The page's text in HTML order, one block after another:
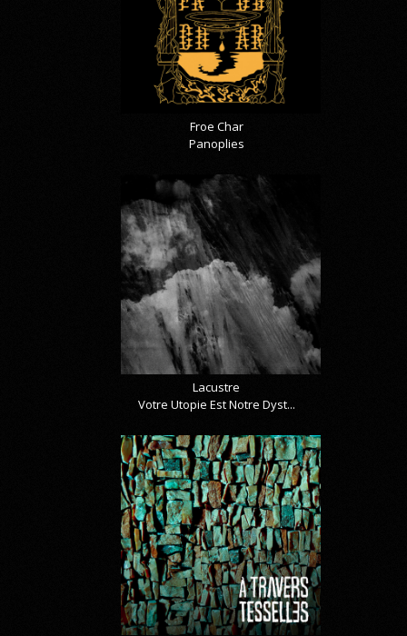
Froe Char
Panoplies
Lacustre
Votre Utopie Est Notre Dyst...